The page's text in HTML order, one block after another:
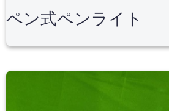
ペン式ペンライト